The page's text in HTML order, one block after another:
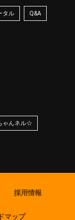
タル Q&A
ゃんネル☆
採用情報
マップ